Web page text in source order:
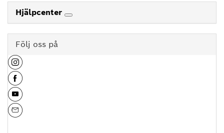
Hjälpcenter
Följ oss på